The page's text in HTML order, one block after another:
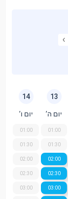
13
יום ה’
01:00
01:30
02:00
02:30
03:00
14
יום ו’
01:00
01:30
02:00
02:30
03:00